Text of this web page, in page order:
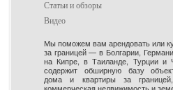
Статьи и обзоры
Видео
Мы поможем вам арендовать или
за границей — в Болгарии,
на Кипре, в Таиланде, Турции и
содержит обширную базу
дома и квартиры за